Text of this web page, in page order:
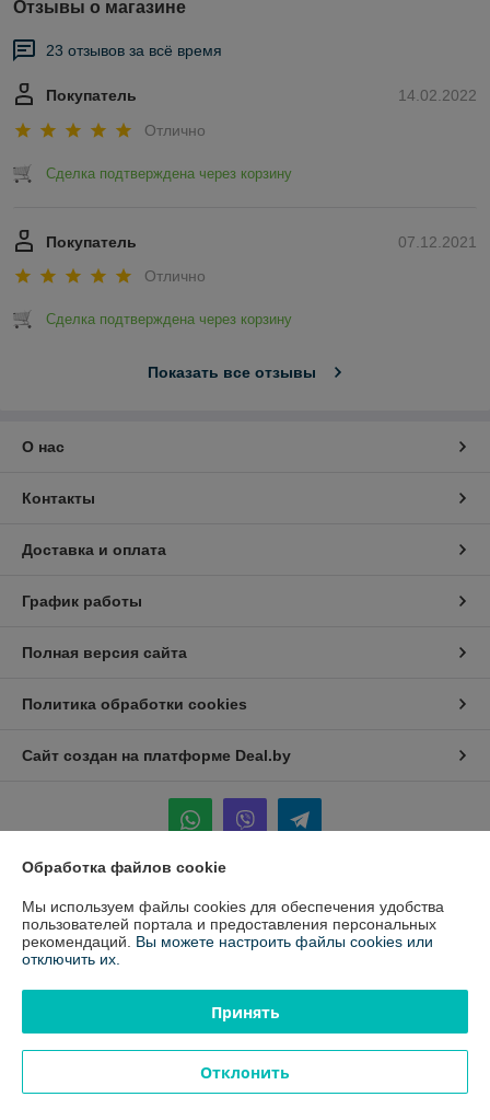
Отзывы о магазине
23 отзывов за всё время
14.02.2022
Покупатель
Отлично
Сделка подтверждена через корзину
07.12.2021
Покупатель
Отлично
Сделка подтверждена через корзину
Показать все отзывы
О нас
Контакты
Доставка и оплата
График работы
Полная версия сайта
Политика обработки cookies
Сайт создан на платформе Deal.by
Информация для покупателя
Юридическое лицо:ООО «Белавтореммаш» РБ
220024, г.Минск, ул. Стебенева, д.16 к.21
Регистрационный номер ЕГР: 100811330
Регистрационный орган: Минский Горисполком
Дата регистрации компании: 11.07.2001
Обработка файлов cookie
Мы используем файлы cookies для обеспечения удобства
пользователей портала и предоставления персональных
рекомендаций. Вы можете настроить файлы cookies или
отключить их.
Принять
Отклонить